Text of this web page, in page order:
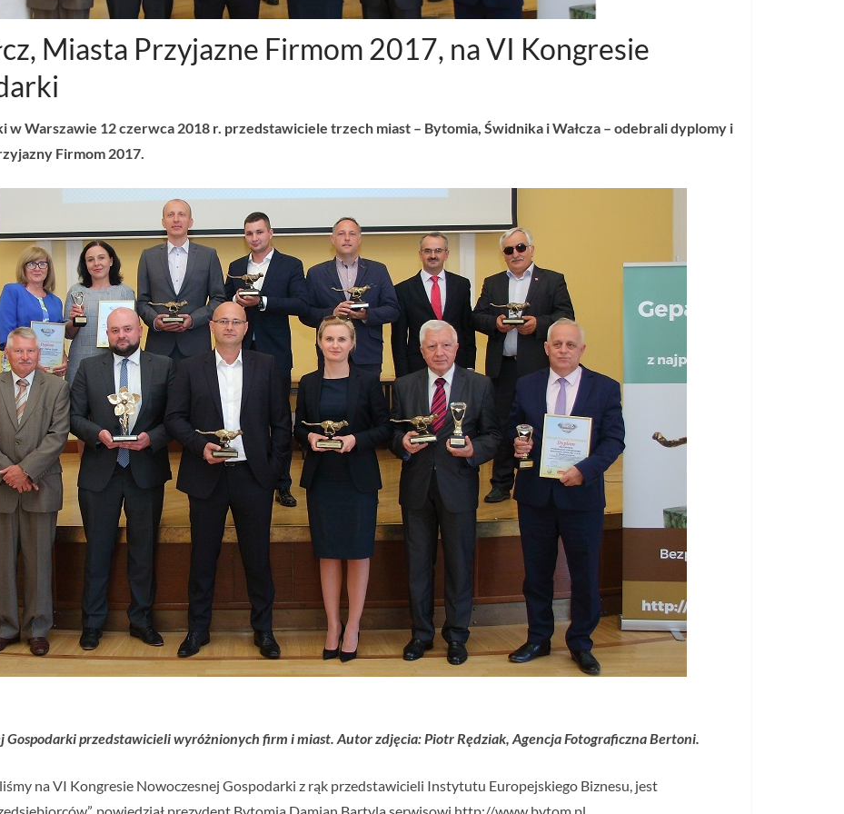
Miasta Przyjazne Firmom 2017, na VI Kongresie
w Warszawie 12 czerwca 2018 r. przedstawiciele trzech miast – Bytomia, Świdnika i Wałcza – odebrali dyplomy i
Firmom 2017.
Gospodarki przedstawicieli wyróżnionych firm i miast. Autor zdjęcia: Piotr Rędziak, Agencja Fotograficzna Bertoni.
na VI Kongresie Nowoczesnej Gospodarki z rąk przedstawicieli Instytutu Europejskiego Biznesu, jest